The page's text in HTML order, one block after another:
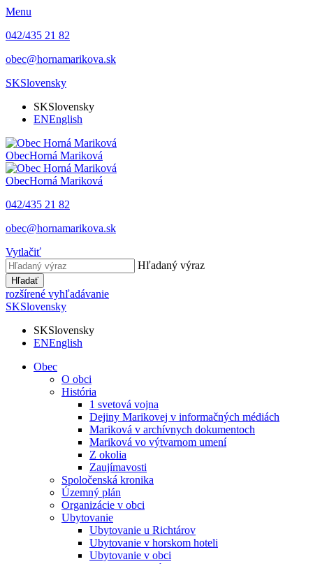
Menu
042/435 21 82
obec@hornamarikova.sk
SKSlovensky
SKSlovensky
ENEnglish
ObecHorná Mariková
ObecHorná Mariková
042/435 21 82
obec@hornamarikova.sk
Vytlačiť
Hľadaný výraz
Hľadať
rozšírené vyhľadávanie
SKSlovensky
SKSlovensky
ENEnglish
Obec
O obci
História
1 svetová vojna
Dejiny Marikovej v informačných médiách
Mariková v archívnych dokumentoch
Mariková vo výtvarnom umení
Z okolia
Zaujímavosti
Spoločenská kronika
Územný plán
Organizácie v obci
Ubytovanie
Ubytovanie u Richtárov
Ubytovanie v horskom hoteli
Ubytovanie v obci